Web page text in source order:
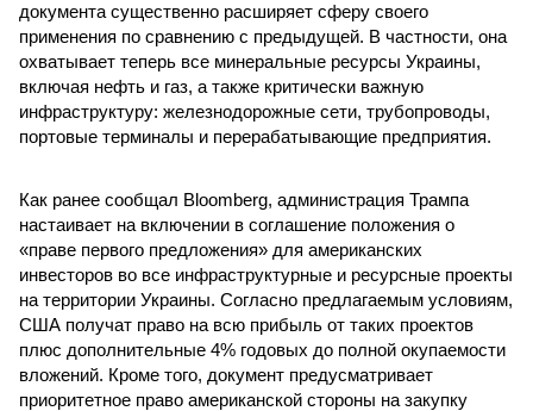
документа существенно расширяет сферу своего
применения по сравнению с предыдущей. В частности, она
охватывает теперь все минеральные ресурсы Украины,
включая нефть и газ, а также критически важную
инфраструктуру: железнодорожные сети, трубопроводы,
портовые терминалы и перерабатывающие предприятия.
Как ранее сообщал Bloomberg, администрация Трампа
настаивает на включении в соглашение положения о
«праве первого предложения» для американских
инвесторов во все инфраструктурные и ресурсные проекты
на территории Украины. Согласно предлагаемым условиям,
США получат право на всю прибыль от таких проектов
плюс дополнительные 4% годовых до полной окупаемости
вложений. Кроме того, документ предусматривает
приоритетное право американской стороны на закупку